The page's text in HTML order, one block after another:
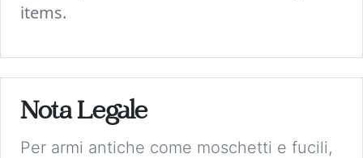
items.
Nota Legale
Per armi antiche come moschetti e fucili,